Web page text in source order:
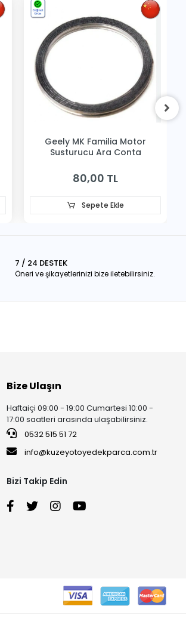
Geely MK Familia Motor
Susturucu Ara Conta
80,00 TL
Sepete Ekle
7 / 24 DESTEK
Öneri ve şikayetlerinizi bize iletebilirsiniz.
Bize Ulaşın
Haftaiçi 09:00 - 19:00 Cumartesi 10:00 -
17:00 saatleri arasında ulaşabilirsiniz.
0532 515 51 72
info@kuzeyotoyedekparca.com.tr
Bizi Takip Edin